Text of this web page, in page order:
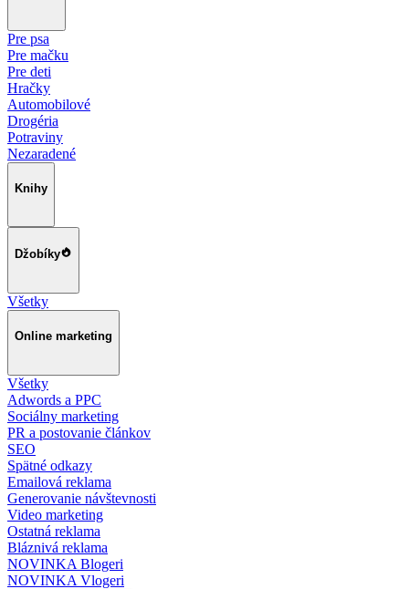
Pre psa
Pre mačku
Pre deti
Hračky
Automobilové
Drogéria
Potraviny
Nezaradené
Knihy
Džobíky
Všetky
Online marketing
Všetky
Adwords a PPC
Sociálny marketing
PR a postovanie článkov
SEO
Spätné odkazy
Emailová reklama
Generovanie návštevnosti
Video marketing
Ostatná reklama
Bláznivá reklama
NOVINKA Blogeri
NOVINKA Vlogeri